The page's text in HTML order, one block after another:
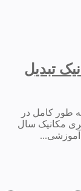
تبدیل
تشریحی کنکور دکتری مکانیک سال 1401 به طور کامل در
مکانیک سال